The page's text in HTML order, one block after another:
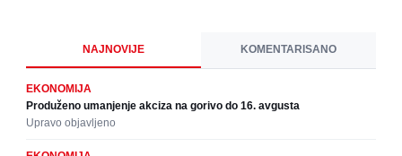
NAJNOVIJE KOMENTARISANO
EKONOMIJA
Produženo umanjenje akciza na gorivo do 16. avgusta
Upravo objavljeno